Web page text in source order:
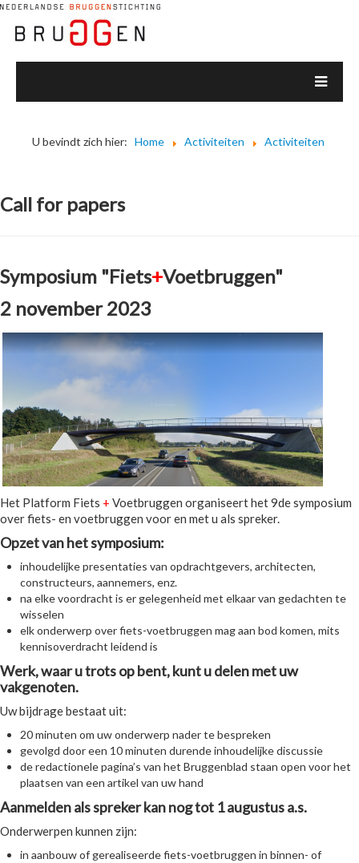
U bevindt zich hier: Home Activiteiten Activiteiten
Call for papers
Symposium "Fiets+Voetbruggen"
2 november 2023
Het Platform Fiets + Voetbruggen organiseert het 9de symposium
over fiets- en voetbruggen voor en met u als spreker.
Opzet van het symposium:
inhoudelijke presentaties van opdrachtgevers, architecten,
constructeurs, aannemers, enz.
na elke voordracht is er gelegenheid met elkaar van gedachten te
wisselen
elk onderwerp over fiets-voetbruggen mag aan bod komen, mits
kennisoverdracht leidend is
Werk, waar u trots op bent, kunt u delen met uw
vakgenoten.
Uw bijdrage bestaat uit:
20 minuten om uw onderwerp nader te bespreken
gevolgd door een 10 minuten durende inhoudelijke discussie
de redactionele pagina’s van het Bruggenblad staan open voor het
plaatsen van een artikel van uw hand
Aanmelden als spreker kan nog tot 1 augustus a.s.
Onderwerpen kunnen zijn:
in aanbouw of gerealiseerde fiets-voetbruggen in binnen- of